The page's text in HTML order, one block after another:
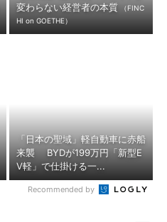
変わらない経営者の本質
（FINC
HI on GOETHE）
「日本の聖域」軽自動車に赤船
来襲 BYDが199万円「新型E
V軽」で仕掛ける一...
Recommended by